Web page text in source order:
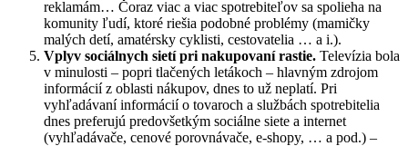
reklamám… Čoraz viac a viac spotrebiteľov sa spolieha na
komunity ľudí, ktoré riešia podobné problémy (mamičky
malých detí, amatérsky cyklisti, cestovatelia … a i.).
Vplyv sociálnych sietí pri nakupovaní rastie. Televízia bola
v minulosti – popri tlačených letákoch – hlavným zdrojom
informácií z oblasti nákupov, dnes to už neplatí. Pri
vyhľadávaní informácií o tovaroch a službách spotrebitelia
dnes preferujú predovšetkým sociálne siete a internet
(vyhľadávače, cenové porovnávače, e-shopy, … a pod.) –